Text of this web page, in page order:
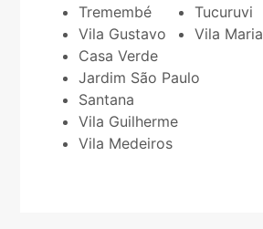
Tremembé
Vila Gustavo
Tucuruvi
Vila Maria
Casa Verde
Jardim São Paulo
Santana
Vila Guilherme
Vila Medeiros